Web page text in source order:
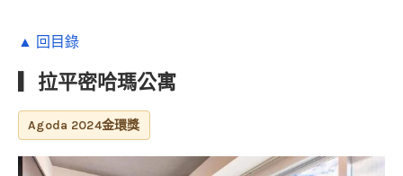
▲ 回目錄
▎拉平密哈瑪公寓
Agoda 2024金環獎